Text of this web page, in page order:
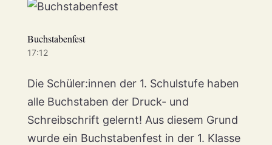
Buchstabenfest
17:12
Die Schüler:innen der 1. Schulstufe haben
alle Buchstaben der Druck- und
Schreibschrift gelernt! Aus diesem Grund
wurde ein Buchstabenfest in der 1. Klasse